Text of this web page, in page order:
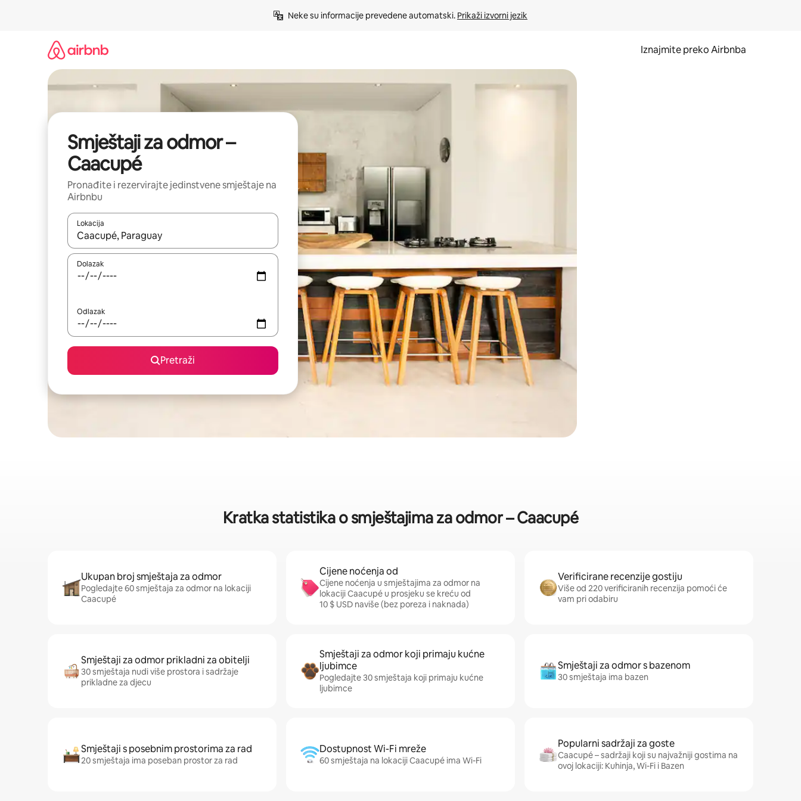
Neke su informacije prevedene automatski. Prikaži izvorni jezik
Iznajmite preko Airbnba
Smještaji za odmor –
Caacupé
Pronađite i rezervirajte jedinstvene smještaje na
Airbnbu
Lokacija
Kada budu dostupni rezultati, moći ćete ih pregledati koristeći se strelicama prema gore i prema dolje, kao i dodirom ili prelaskom prstom po zaslonu.
Dolazak
Odlazak
Pretraži
Kratka statistika o smještajima za odmor – Caacupé
Ukupan broj smještaja za odmor
Pogledajte 60 smještaja za odmor na lokaciji
Caacupé
Cijene noćenja od
Cijene noćenja u smještajima za odmor na
lokaciji Caacupé u prosjeku se kreću od
10 $ USD naviše (bez poreza i naknada)
Verificirane recenzije gostiju
Više od 220 verificiranih recenzija pomoći će
vam pri odabiru
Smještaji za odmor prikladni za obitelji
30 smještaja nudi više prostora i sadržaje
prikladne za djecu
Smještaji za odmor koji primaju kućne
ljubimce
Pogledajte 30 smještaja koji primaju kućne
ljubimce
Smještaji za odmor s bazenom
30 smještaja ima bazen
Smještaji s posebnim prostorima za rad
20 smještaja ima poseban prostor za rad
Dostupnost Wi-Fi mreže
60 smještaja na lokaciji Caacupé ima Wi-Fi
Popularni sadržaji za goste
Caacupé – sadržaji koji su najvažniji gostima na
ovoj lokaciji: Kuhinja, Wi-Fi i Bazen